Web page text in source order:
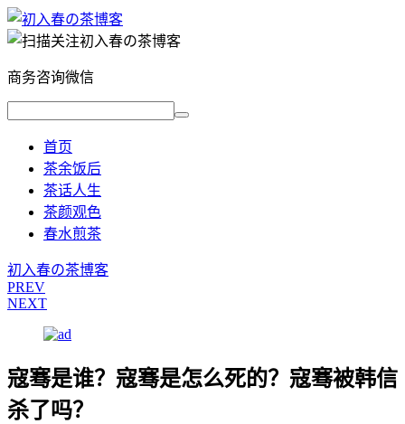
商务咨询微信
首页
茶余饭后
茶话人生
茶颜观色
春水煎茶
初入春の茶博客
PREV
NEXT
寇骞是谁？寇骞是怎么死的？寇骞被韩信
杀了吗？